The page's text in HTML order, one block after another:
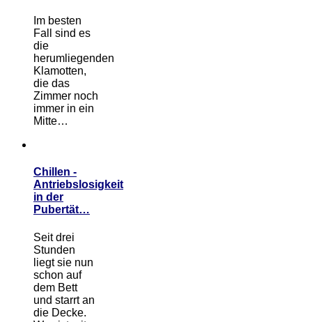
Im besten
Fall sind es
die
herumliegenden
Klamotten,
die das
Zimmer noch
immer in ein
Mitte…
Chillen -
Antriebslosigkeit
in der
Pubertät…
Seit drei
Stunden
liegt sie nun
schon auf
dem Bett
und starrt an
die Decke.